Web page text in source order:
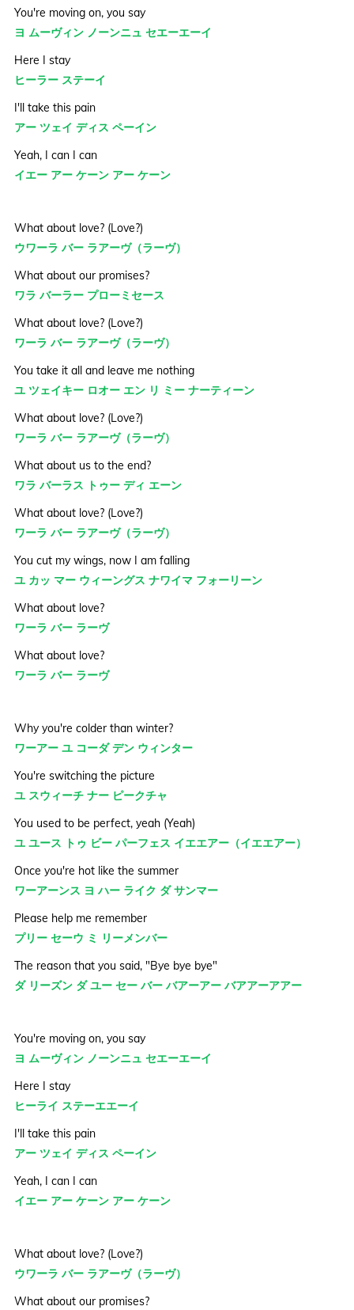
You're moving on, you say
ヨ ムーヴィン ノーンニュ セエーエーイ
Here I stay
ヒーラー ステーイ
I'll take this pain
アー ツェイ ディス ペーイン
Yeah, I can I can
イエー アー ケーン アー ケーン
What about love? (Love?)
ウワーラ バー ラアーヴ（ラーヴ）
What about our promises?
ワラ バーラー プローミセース
What about love? (Love?)
ワーラ バー ラアーヴ（ラーヴ）
You take it all and leave me nothing
ユ ツェイキー ロオー エン リ ミー ナーティーン
What about love? (Love?)
ワーラ バー ラアーヴ（ラーヴ）
What about us to the end?
ワラ バーラス トゥー ディ エーン
What about love? (Love?)
ワーラ バー ラアーヴ（ラーヴ）
You cut my wings, now I am falling
ユ カッ マー ウィーングス ナワイマ フォーリーン
What about love?
ワーラ バー ラーヴ
What about love?
ワーラ バー ラーヴ
Why you're colder than winter?
ワーアー ユ コーダ デン ウィンター
You're switching the picture
ユ スウィーチ ナー ピークチャ
You used to be perfect, yeah (Yeah)
ユ ユース トゥ ビー パーフェス イエエアー（イエエアー）
Once you're hot like the summer
ワーアーンス ヨ ハー ライク ダ サンマー
Please help me remember
プリー セーウ ミ リーメンバー
The reason that you said, "Bye bye bye"
ダ リーズン ダ ユー セー バー バアーアー バアアーアアー
You're moving on, you say
ヨ ムーヴィン ノーンニュ セエーエーイ
Here I stay
ヒーライ ステーエエーイ
I'll take this pain
アー ツェイ ディス ペーイン
Yeah, I can I can
イエー アー ケーン アー ケーン
What about love? (Love?)
ウワーラ バー ラアーヴ（ラーヴ）
What about our promises?